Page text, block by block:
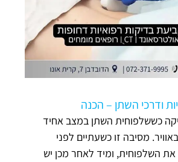
ודרכי השתן – הכנה
כששלפוחית השתן במצב אחיד
מסיבה זו כשעתיים לפני
את השלפוחית, ומיד לאחר מכן יש